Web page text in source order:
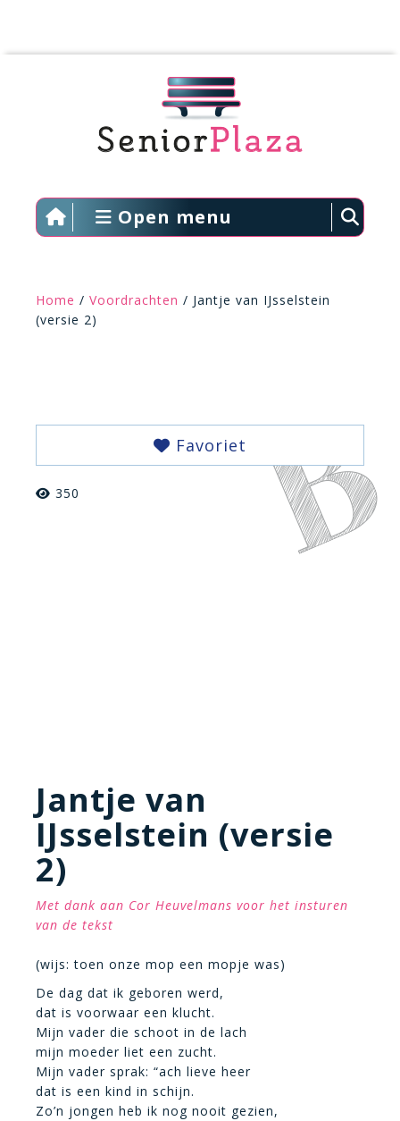
Open menu
Home / Voordrachten / Jantje van IJsselstein
(versie 2)
Favoriet
350
Jantje van
IJsselstein (versie
2)
Met dank aan Cor Heuvelmans voor het insturen
van de tekst
(wijs: toen onze mop een mopje was)
De dag dat ik geboren werd,
dat is voorwaar een klucht.
Mijn vader die schoot in de lach
mijn moeder liet een zucht.
Mijn vader sprak: “ach lieve heer
dat is een kind in schijn.
Zo’n jongen heb ik nog nooit gezien,